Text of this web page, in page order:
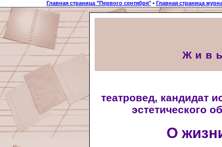
Главная страница "Первого сентября"• Главная страница
театровед, кандидат
эстетического
О